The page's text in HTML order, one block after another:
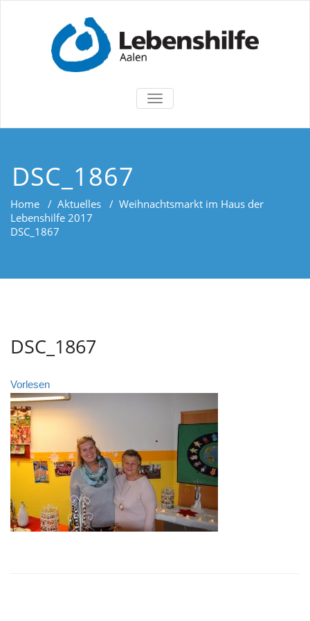
TOGGLE
DSC_1867
Home / Aktuelles / Weihnachtsmarkt im Haus der
Lebenshilfe 2017
DSC_1867
DSC_1867
Vorlesen